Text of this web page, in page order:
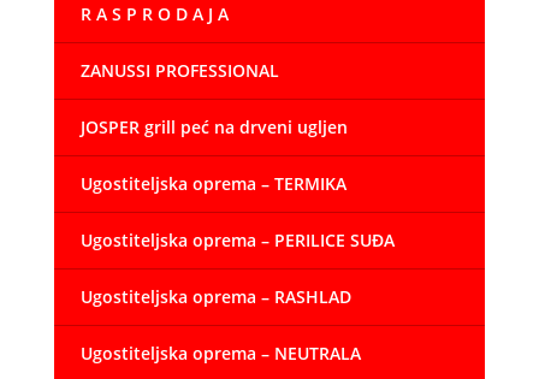
R A S P R O D A J A
ZANUSSI PROFESSIONAL
JOSPER grill peć na drveni ugljen
Ugostiteljska oprema – TERMIKA
Ugostiteljska oprema – PERILICE SUĐA
Ugostiteljska oprema – RASHLAD
Ugostiteljska oprema – NEUTRALA